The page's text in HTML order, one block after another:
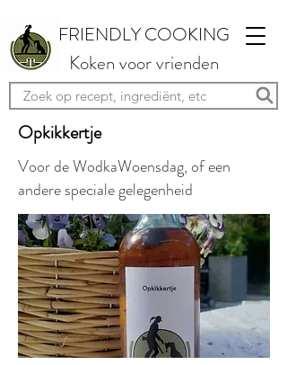
FRIENDLY COOKING
Koken voor vrienden
Opkikkertje
Voor de WodkaWoensdag, of een
andere speciale gelegenheid